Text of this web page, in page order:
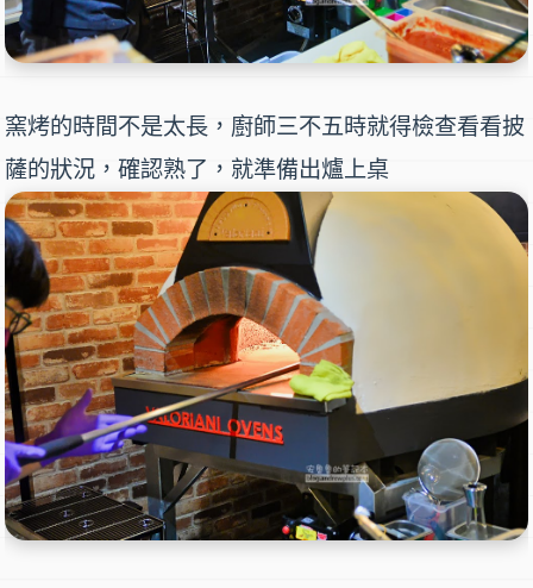
窯烤的時間不是太長，廚師三不五時就得檢查看看披
薩的狀況，確認熟了，就準備出爐上桌